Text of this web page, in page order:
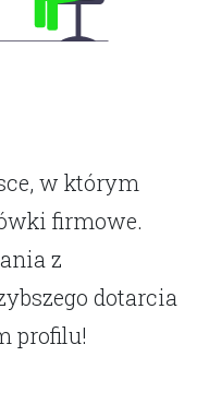
w którym
firmowe.
z
dotarcia
profilu!